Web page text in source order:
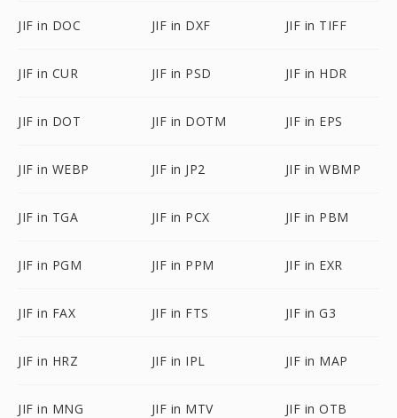
JIF in DOC JIF in DXF JIF in TIFF
JIF in CUR JIF in PSD JIF in HDR
JIF in DOT JIF in DOTM JIF in EPS
JIF in WEBP JIF in JP2 JIF in WBMP
JIF in TGA JIF in PCX JIF in PBM
JIF in PGM JIF in PPM JIF in EXR
JIF in FAX JIF in FTS JIF in G3
JIF in HRZ JIF in IPL JIF in MAP
JIF in MNG JIF in MTV JIF in OTB